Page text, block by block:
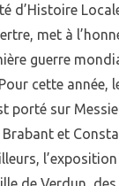
d’Histoire
met à
guerre
cette année,
porté sur
et